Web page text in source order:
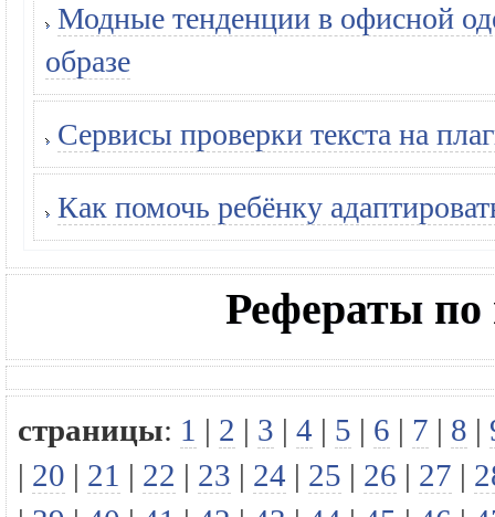
Модные тенденции в офисной
образе
Сервисы проверки текста на
Как помочь ребёнку
Рефераты по
страницы: 1 | 2 | 3 | 4 | 5 | 6 | 7 | 8 |
| 20 | 21 | 22 | 23 | 24 | 25 | 26 | 27 |